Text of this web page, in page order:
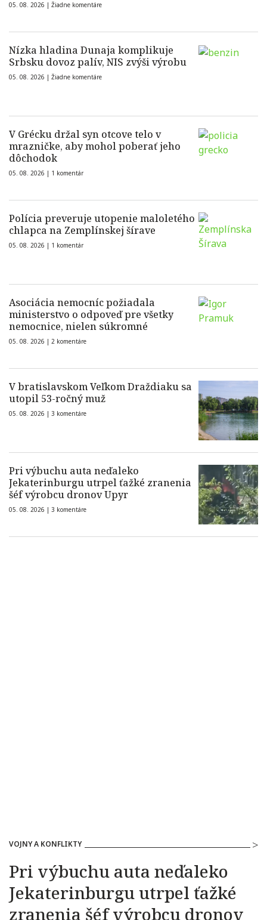
05. 08. 2026 | Žiadne komentáre
Nízka hladina Dunaja komplikuje
Srbsku dovoz palív, NIS zvýši výrobu
05. 08. 2026 | Žiadne komentáre
V Grécku držal syn otcove telo v
mrazničke, aby mohol poberať jeho
dôchodok
05. 08. 2026 | 1 komentár
Polícia preveruje utopenie maloletého
chlapca na Zemplínskej šírave
05. 08. 2026 | 1 komentár
Asociácia nemocníc požiadala
ministerstvo o odpoveď pre všetky
nemocnice, nielen súkromné
05. 08. 2026 | 2 komentáre
V bratislavskom Veľkom Draždiaku sa
utopil 53-ročný muž
05. 08. 2026 | 3 komentáre
Pri výbuchu auta neďaleko
Jekaterinburgu utrpel ťažké zranenia
šéf výrobcu dronov Upyr
05. 08. 2026 | 3 komentáre
VOJNY A KONFLIKTY
Pri výbuchu auta neďaleko
Jekaterinburgu utrpel ťažké
zranenia šéf výrobcu dronov